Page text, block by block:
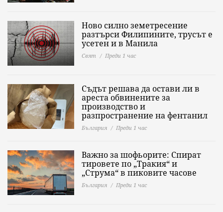
Ново силно земетресение
разтърси Филипините, трусът е
усетен и в Манила
Свят Преди 1 час
Съдът решава да остави ли в
ареста обвинените за
производство и
разпространение на фентанил
България Преди 1 час
Важно за шофьорите: Спират
тировете по „Тракия“ и
„Струма“ в пиковите часове
България Преди 1 час